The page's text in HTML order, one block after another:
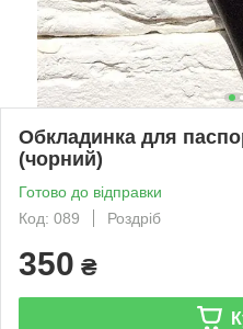
Обкладинка для
(чорний)
Готово до відправки
Код: 089
Роздріб
350 ₴